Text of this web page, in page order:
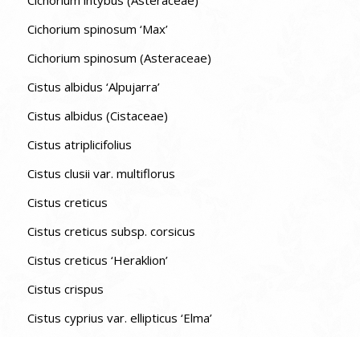
Cichorium spinosum ‘Max’
Cichorium spinosum (Asteraceae)
Cistus albidus ‘Alpujarra’
Cistus albidus (Cistaceae)
Cistus atriplicifolius
Cistus clusii var. multiflorus
Cistus creticus
Cistus creticus subsp. corsicus
Cistus creticus ‘Heraklion’
Cistus crispus
Cistus cyprius var. ellipticus ‘Elma’